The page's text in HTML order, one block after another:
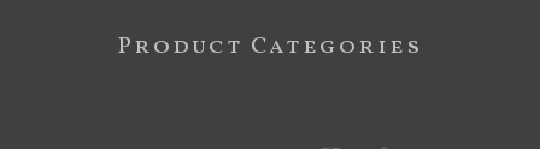
Product Categories